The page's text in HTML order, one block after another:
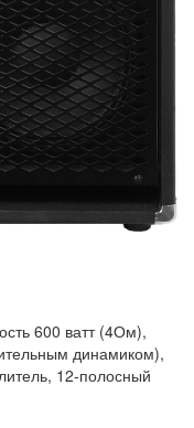
600 ватт (4Ом),
динамиком),
12-полосный